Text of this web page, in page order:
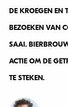
DE KROEGEN EN
BEZOEKEN VAN
SAAI.
ACTIE OM DE
TE STEKEN.